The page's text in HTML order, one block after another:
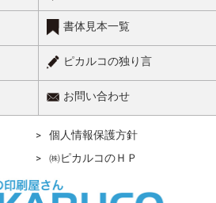
書体見本一覧
ピカルコの独り言
お問い合わせ
個人情報保護方針
㈱ピカルコのＨＰ